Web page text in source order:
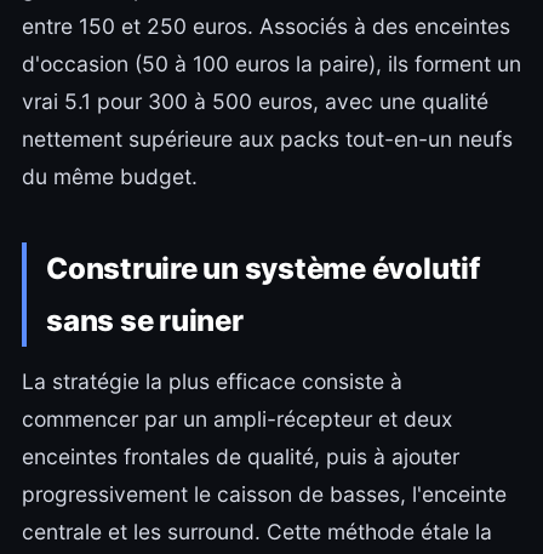
entre 150 et 250 euros. Associés à des enceintes
d'occasion (50 à 100 euros la paire), ils forment un
vrai 5.1 pour 300 à 500 euros, avec une qualité
nettement supérieure aux packs tout-en-un neufs
du même budget.
Construire un système évolutif
sans se ruiner
La stratégie la plus efficace consiste à
commencer par un ampli-récepteur et deux
enceintes frontales de qualité, puis à ajouter
progressivement le caisson de basses, l'enceinte
centrale et les surround. Cette méthode étale la